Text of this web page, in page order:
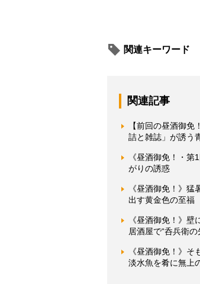
関連キーワード
関連記事
【前回の昼酒御
詰と雑誌」が誘う
《昼酒御免！・
がりの誘惑
《昼酒御免！》
出す黄金色の至福
《昼酒御免！》
居酒屋で“呑兵衛
《昼酒御免！》
淡水魚を肴に無上